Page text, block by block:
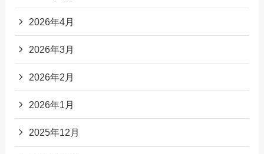
2026年4月
2026年3月
2026年2月
2026年1月
2025年12月